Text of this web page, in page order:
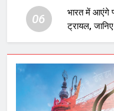
06
भारत में आएंगे
ट्रायल,